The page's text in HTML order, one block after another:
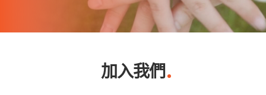
加入我們